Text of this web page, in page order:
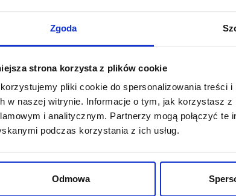
Zgoda
strona korzysta z plików cookie
pliki cookie do spersonalizowania treści
w naszej witrynie. Informacje o tym, jak korzystasz
i analitycznym. Partnerzy mogą połączyć
podczas korzystania z ich usług.
Odmowa
salonu przed Dniem Kobiet unowocześniła przestrzeń i
marca marka VENEZIA dołączyła do najemców
miasta i okolic Tarnowa.
VENEZIA w Galerii Katowickiej. Od połowy maja 2025
bardziej przyjazną przestrzeń z szerszą ofertą galanterii
w Nowym Sączu w Galerii Trzy Korony. To
a nowa przestrzeń z otwartą witryną i pełną kolorów
w dużych, strategicznych obiektach. Salon VENEZIA
salon oparty na koncepcji „open-sell
Ta koncepcja jest szczególnie ważna dla klientów, którzy
swobodnego oglądania, dotykania i testowania